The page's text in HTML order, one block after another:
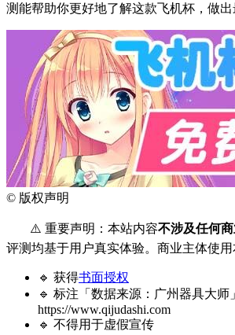
测能帮助你更好地了解这款飞机杯，做出
© 版权声明
⚠️ 重要声明：本站内容不涉及任何
评测均基于用户真实体验。商业主体使用
🔹 获得书面授权
🔹 标注「数据来源：广州器具大师
https://www.qijudashi.com
🔹 不得用于虚假宣传